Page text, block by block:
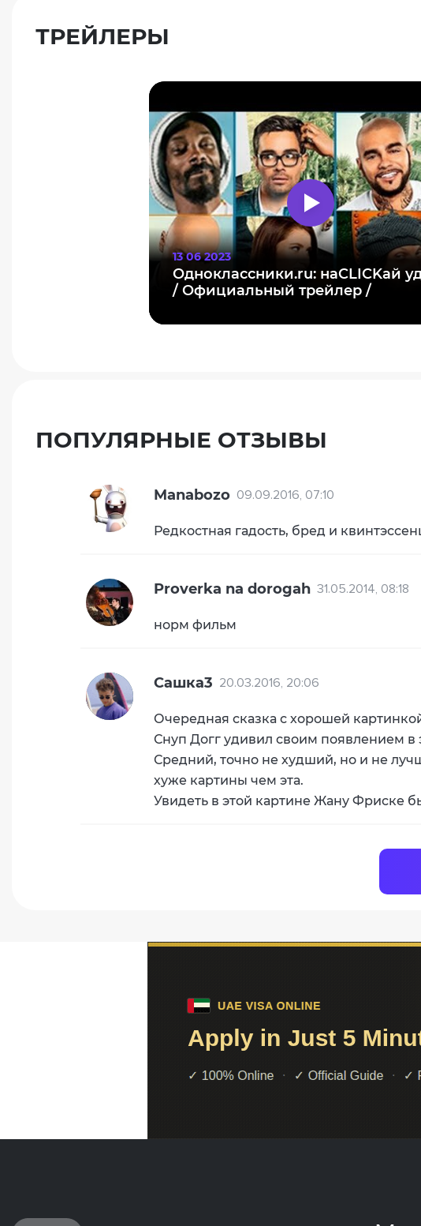
ТРЕЙЛЕРЫ
13 06 2023
Одноклассники.ru: наCLICKай
/ Официальный трейлер /
ПОПУЛЯРНЫЕ ОТЗЫВЫ
Manabozo 09.09.2016, 07:10
Редкостная гадость, бред и
Proverka na dorogah 31.05.2014, 08:18
норм фильм
Сашка3 20.03.2016, 20:06
Очередная сказка с хорошей
Снуп Догг удивил своим появлением в
Средний, точно не худший, но и не
хуже картины чем эта.
Увидеть в этой картине Жану Фриске